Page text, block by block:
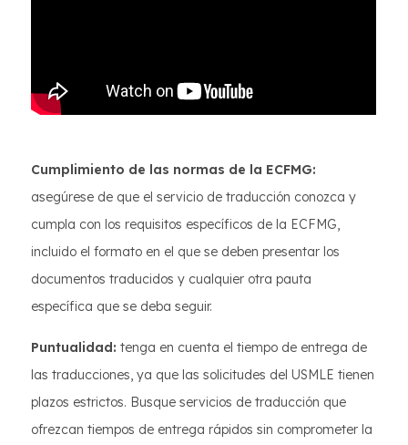
Cumplimiento de las normas de la ECFMG:
asegúrese de que el servicio de traducción conozca y
cumpla con los requisitos específicos de la ECFMG,
incluido el formato en el que se deben presentar los
documentos traducidos y cualquier otra pauta
específica que se deba seguir.
Puntualidad: tenga en cuenta el tiempo de entrega de
las traducciones, ya que las solicitudes del USMLE tienen
plazos estrictos. Busque servicios de traducción que
ofrezcan tiempos de entrega rápidos sin comprometer la